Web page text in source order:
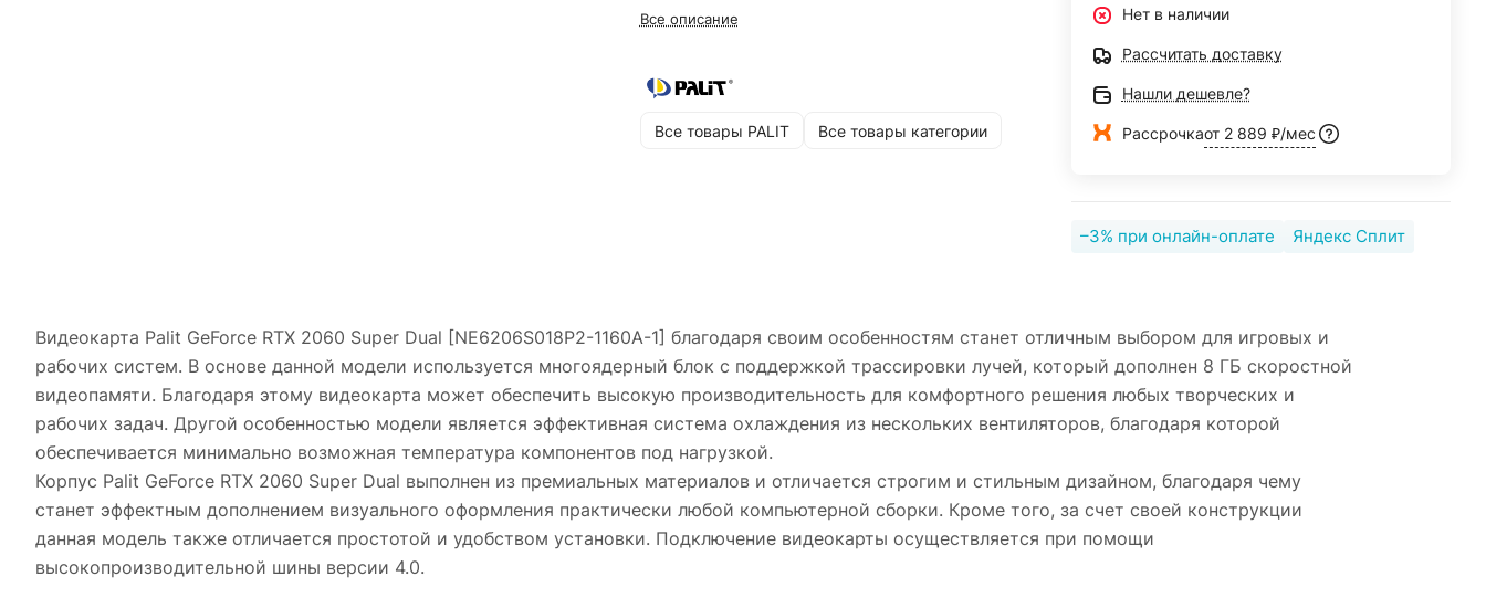
Все описание
Все товары PALIT Все товары категории
Нет в наличии
Рассчитать доставку
Нашли дешевле?
Рассрочкаот 2 889 ₽/мес
–3% при онлайн-оплате Яндекс Сплит
Видеокарта Palit GeForce RTX 2060 Super Dual [NE6206S018P2-1160A-1] благодаря своим особенностям станет отличным выбором для игровых и
рабочих систем. В основе данной модели используется многоядерный блок с поддержкой трассировки лучей, который дополнен 8 ГБ скоростной
видеопамяти. Благодаря этому видеокарта может обеспечить высокую производительность для комфортного решения любых творческих и
рабочих задач. Другой особенностью модели является эффективная система охлаждения из нескольких вентиляторов, благодаря которой
обеспечивается минимально возможная температура компонентов под нагрузкой.
Корпус Palit GeForce RTX 2060 Super Dual выполнен из премиальных материалов и отличается строгим и стильным дизайном, благодаря чему
станет эффектным дополнением визуального оформления практически любой компьютерной сборки. Кроме того, за счет своей конструкции
данная модель также отличается простотой и удобством установки. Подключение видеокарты осуществляется при помощи
высокопроизводительной шины версии 4.0.